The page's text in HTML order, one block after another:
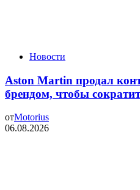
Новости
Aston Martin продал
брендом, чтобы
отMotorius
06.08.2026